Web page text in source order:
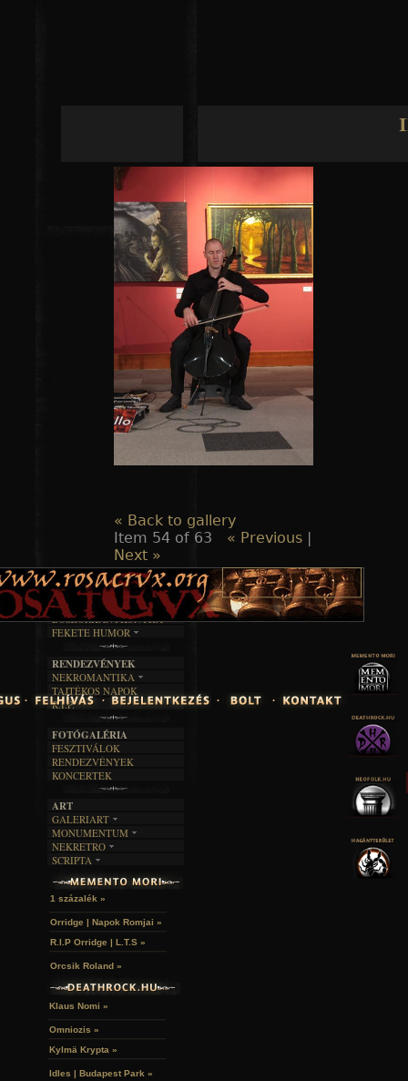
« Back to gallery
Item 54 of 63
« Previous
Next »
TAJTÉKOS LAPOK
ZENE
EGYÜTTESEK
INTERJÚK
FORDÍTÁSOK
DALSZÖVEGEK
ÍRÁSOK
IRODALOM
FILM
ÍRÁSTÖRTÉNET
BOSZORKÁNYKONYHA
FEKETE HUMOR
SZÖVEGES
RENDEZVÉNYEK
NEKROMANTIKA
AKTUÁLIS
A MÚLT
TAJTÉKOS NAPOK
R.I.P.
FOTÓGALÉRIA
FESZTIVÁLOK
RENDEZVÉNYEK
KONCERTEK
ART
GALERIART
ARTGALERI
KÉPREGÉNYEK
LAKÁSKULTS
MONUMENTUM
TEMETŐK
TEMPLOMOK
VÁRAK
HELYEK
NEKRETRO
SZUBKULT
FEKETE LYUK
RELIKVIÁK
SCRIPTA
NOVELLÁK
VERSEK
1 százalék »
Orridge | Napok Romjai »
R.I.P Orridge | L.T.S »
Orcsik Roland »
Klaus Nomi »
Omniozis »
Kylmä Krypta »
Idles | Budapest Park »